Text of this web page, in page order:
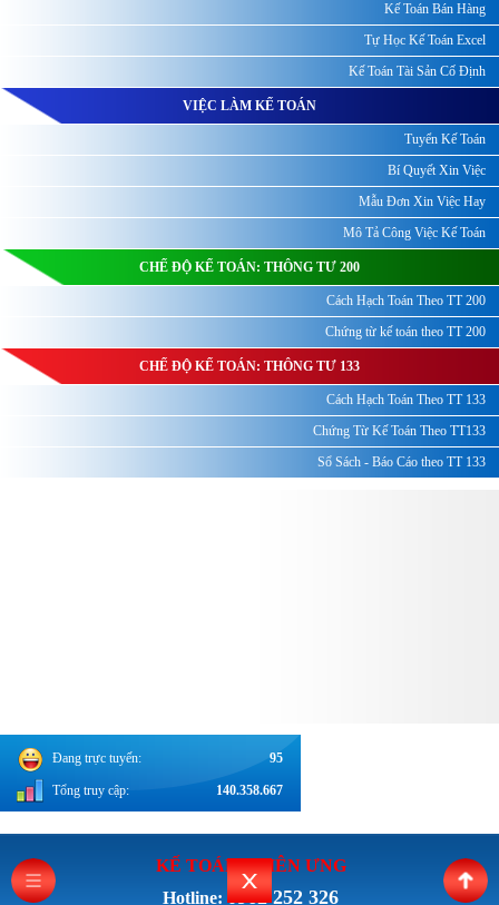
Kế Toán Bán Hàng
Tự Học Kế Toán Excel
Kế Toán Tài Sản Cố Định
VIỆC LÀM KẾ TOÁN
Tuyển Kế Toán
Bí Quyết Xin Việc
Mẫu Đơn Xin Việc Hay
Mô Tả Công Việc Kế Toán
CHẾ ĐỘ KẾ TOÁN: THÔNG TƯ 200
Cách Hạch Toán Theo TT 200
Chứng từ kế toán theo TT 200
CHẾ ĐỘ KẾ TOÁN: THÔNG TƯ 133
Cách Hạch Toán Theo TT 133
Chứng Từ Kế Toán Theo TT133
Sổ Sách - Báo Cáo theo TT 133
Đang trực tuyến: 95
Tổng truy cập: 140.358.667
KẾ TOÁN THIÊN ƯNG
Hotline: 0962 252 326